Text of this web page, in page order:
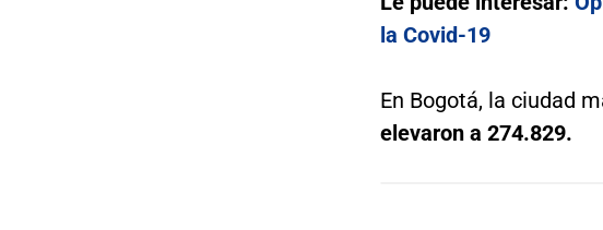
la Covid-19
En Bogotá, la ciudad
elevaron a 274.829.